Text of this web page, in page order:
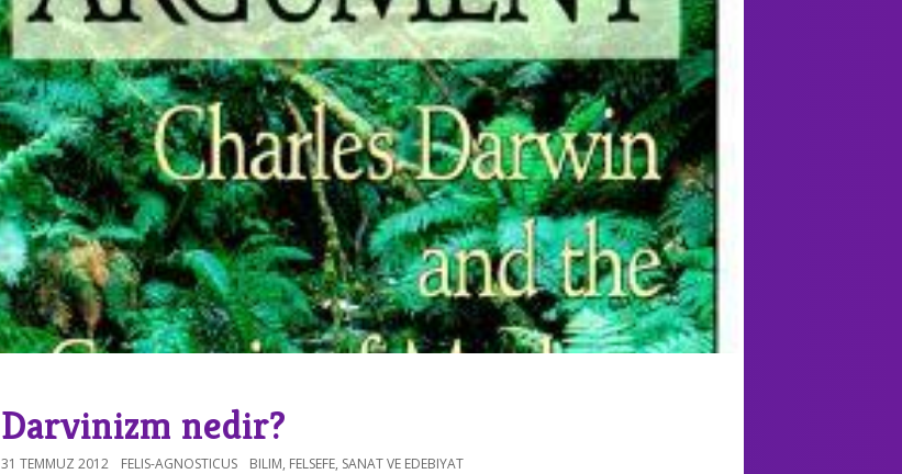
Darvinizm nedir?
31 TEMMUZ 2012 FELIS-AGNOSTICUS BILIM, FELSEFE, SANAT VE EDEBIYAT